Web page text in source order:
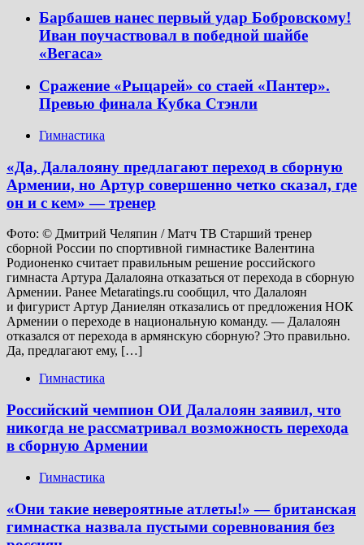
Барбашев нанес первый удар Бобровскому!
Иван поучаствовал в победной шайбе
«Вегаса»
Сражение «Рыцарей» со стаей «Пантер».
Превью финала Кубка Стэнли
Гимнастика
«Да, Далалояну предлагают переход в сборную
Армении, но Артур совершенно четко сказал, где
он и с кем» — тренер
Фото: © Дмитрий Челяпин / Матч ТВ Старший тренер
сборной России по спортивной гимнастике Валентина
Родионенко считает правильным решение российского
гимнаста Артура Далалояна отказаться от перехода в сборную
Армении. Ранее Metaratings.ru сообщил, что Далалоян
и фигурист Артур Даниелян отказались от предложения НОК
Армении о переходе в национальную команду. — Далалоян
отказался от перехода в армянскую сборную? Это правильно.
Да, предлагают ему, […]
Гимнастика
Российский чемпион ОИ Далалоян заявил, что
никогда не рассматривал возможность перехода
в сборную Армении
Гимнастика
«Они такие невероятные атлеты!» — британская
гимнастка назвала пустыми соревнования без